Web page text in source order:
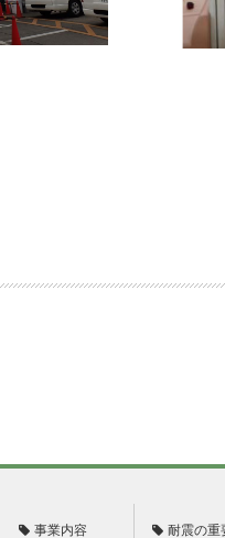
事業内容 耐震の重